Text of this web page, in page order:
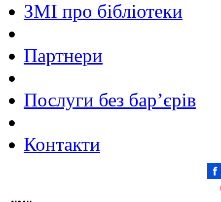
ЗМІ про бібліотеки
Партнери
Послуги без бар’єрів
Контакти